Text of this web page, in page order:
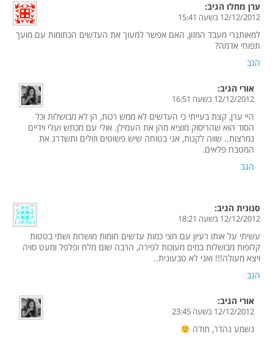
ערן מחלו הגיב:
12/12/2012 בשעה 15:41
למאותגרי מעבד המזון, האם אפשר למעוך את העדשים הכתומות עם מועך
תפוחי אדמה?
הגב
אורי הגיב:
12/12/2012 בשעה 16:51
היי ערן, קצת בעייתי כי העדשים לא ממש רכות, הן לא מבושלות וכל
הסוד הוא שהריסוק מוציא מהן את העמילן. אולי עם מכתש ועלי וידיים
נמרצות.. שווה לקנות, אני בטוחה שיש פשוטים וזולים ותשדרג את
המטבח פלאים.
הגב
סנונית הגיב:
12/12/2012 בשעה 18:21
עשיתי על אותו רעיון עם חצי כמות עדשים חומות מושרות ושתי בטטות
קלופות מבושלות במים מעוכות לפירה, הרבה שום מלח ופלפל ומעט סויה
ויצא מעולה!!! ואני לא טבעונית..
הגב
אורי הגיב:
12/12/2012 בשעה 23:45
נשמע נהדר, תודה